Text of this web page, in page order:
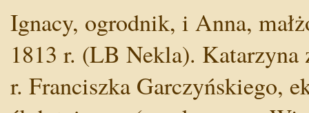
Ignacy, ogrodnik, i Anna,
1813 r. (LB Nekla).
r. Franciszka Garczyńskiego,